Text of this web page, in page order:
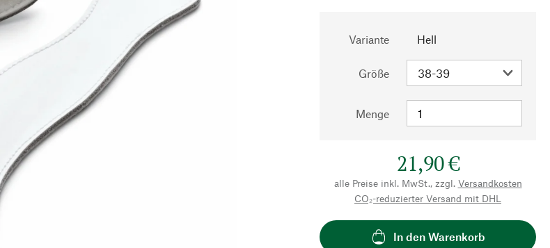
Variante Hell
Größe
Menge
21,90 €
alle Preise inkl. MwSt., zzgl. Versandkosten
CO₂-reduzierter Versand mit DHL
In den Warenkorb